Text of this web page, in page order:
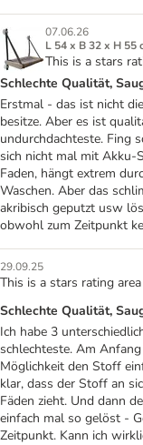
07.06.26
L 54 x B 32 x H 55
This is a stars
Schlechte Qualität,
Erstmal - das ist nicht
besitze. Aber es ist
undurchdachteste. Fing
sich nicht mal mit Akku-
Faden, hängt extrem
Waschen. Aber das
akribisch geputzt usw
obwohl zum Zeitpunkt
29.09.25
This is a stars rating
Schlechte Qualität,
Ich habe 3
schlechteste. Am
Möglichkeit den Stoff
klar, dass der Stoff an
Fäden zieht. Und dann
einfach mal so gelöst -
Zeitpunkt. Kann ich